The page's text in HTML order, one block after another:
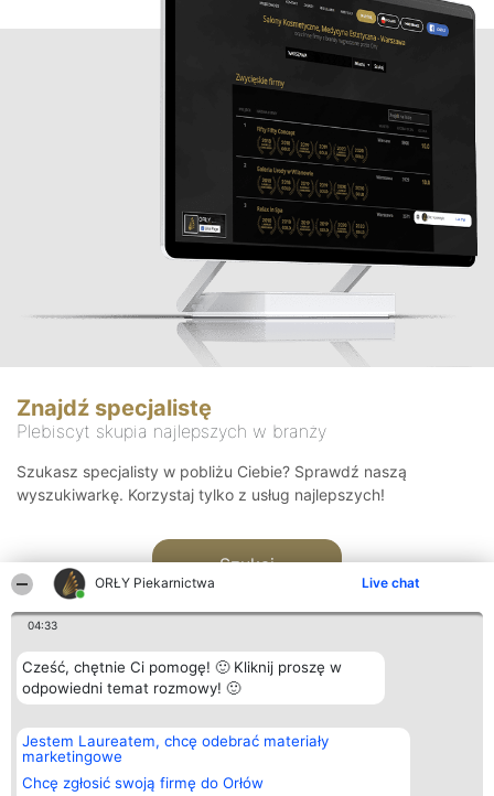
ORŁY Piekarnictwa Live chat
04:33
Cześć, chętnie Ci pomogę! 🙂 Kliknij proszę w
odpowiedni temat rozmowy! 🙂
Jestem Laureatem, chcę odebrać materiały
marketingowe
Chcę zgłosić swoją firmę do Orłów
Znajdź specjalistę
Plebiscyt skupia najlepszych w branży
Szukasz specjalisty w pobliżu Ciebie? Sprawdź naszą
wyszukiwarkę. Korzystaj tylko z usług najlepszych!
Szukaj
Organizator plebiscytu
Bright Side Solutions sp. z o.
o. sp. k.
ul. Ruska 22
Wrocław 50-079
Plebiscyt
Laureaci
wszystkich
Laureatów
Kontakt
Kontakt